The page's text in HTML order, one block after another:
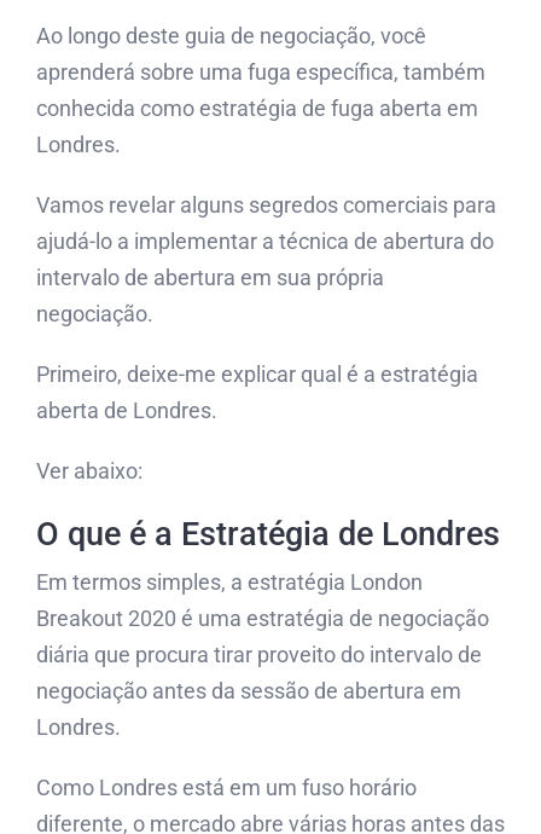
Ao longo deste guia de negociação, você
aprenderá sobre uma fuga específica, também
conhecida como estratégia de fuga aberta em
Londres.
Vamos revelar alguns segredos comerciais para
ajudá-lo a implementar a técnica de abertura do
intervalo de abertura em sua própria
negociação.
Primeiro, deixe-me explicar qual é a estratégia
aberta de Londres.
Ver abaixo:
O que é a Estratégia de Londres
Em termos simples, a estratégia London
Breakout 2020 é uma estratégia de negociação
diária que procura tirar proveito do intervalo de
negociação antes da sessão de abertura em
Londres.
Como Londres está em um fuso horário
diferente, o mercado abre várias horas antes das